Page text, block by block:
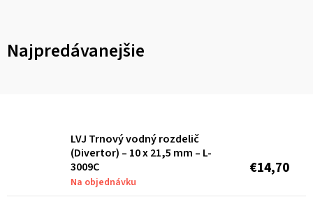
Najpredávanejšie
LVJ Trnový vodný rozdelič
(Divertor) – 10 x 21,5 mm – L-
3009C
Na objednávku
€14,70
i